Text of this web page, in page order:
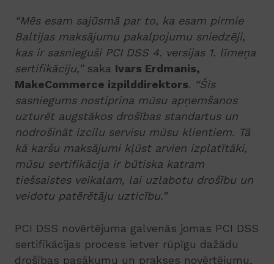
“Mēs esam sajūsmā par to, ka esam pirmie
Baltijas maksājumu pakalpojumu sniedzēji,
kas ir sasnieguši PCI DSS 4. versijas 1. līmeņa
sertifikāciju,”saka Ivars Erdmanis,
MakeCommerce izpilddirektors. “Šis
sasniegums nostiprina mūsu apņemšanos
uzturēt augstākos drošības standartus un
nodrošināt izcilu servisu mūsu klientiem. Tā
kā karšu maksājumi kļūst arvien izplatītāki,
mūsu sertifikācija ir būtiska katram
tiešsaistes veikalam, lai uzlabotu drošību un
veidotu patērētāju uzticību.”
PCI DSS novērtējuma galvenās jomas PCI DSS
sertifikācijas process ietver rūpīgu dažādu
drošības pasākumu un prakses novērtējumu,